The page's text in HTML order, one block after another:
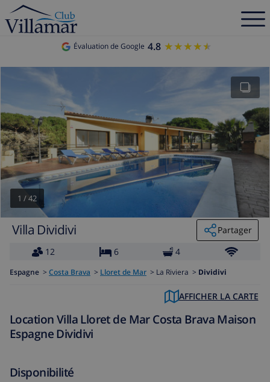
Évaluation de Google 4.8 ★★★★★
★★★★★
1 /42
Villa Dividivi
Partager
12
6 4
Espagne > Costa Brava > Lloret de Mar > La Riviera > Dividivi
AFFICHER LA CARTE
Location Villa Lloret de Mar Costa Brava Maison
Espagne Dividivi
Disponibilité